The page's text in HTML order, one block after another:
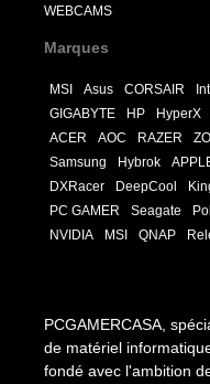
WEBCAMS
Marques
MSI Asus CORSAIR
GIGABYTE
HP HyperX
ACER
AOC RAZER
Samsung
Hybrok
DXRacer
DeepCool
PC GAMER
Seagate
NVIDIA
MSI QNAP
PCGAMERCASA,
de matériel
fondé avec l'ambition